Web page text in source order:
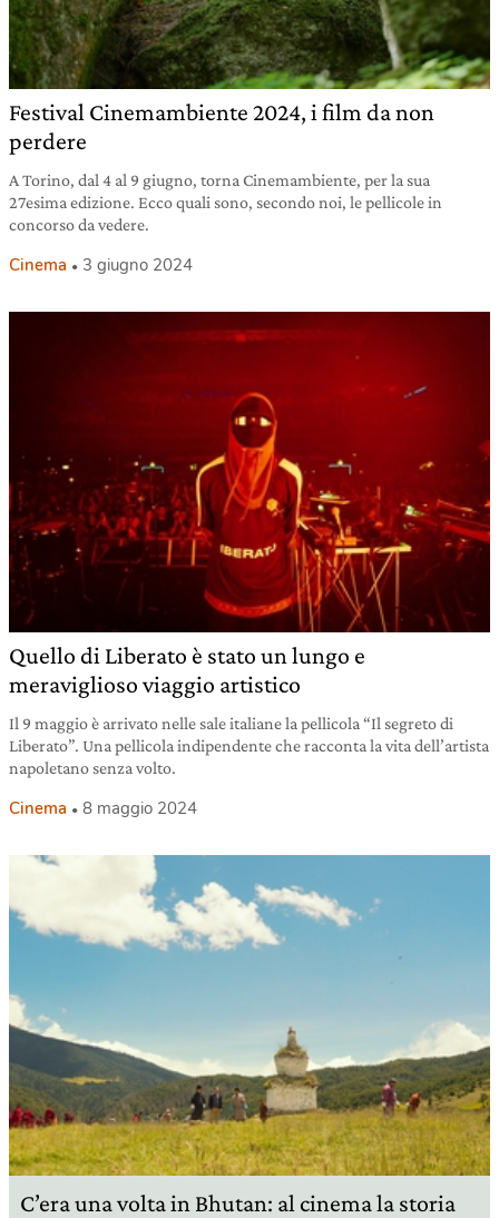
Festival Cinemambiente 2024, i film da non
perdere
A Torino, dal 4 al 9 giugno, torna Cinemambiente, per la sua
27esima edizione. Ecco quali sono, secondo noi, le pellicole in
concorso da vedere.
Cinema 3 giugno 2024
Quello di Liberato è stato un lungo e
meraviglioso viaggio artistico
Il 9 maggio è arrivato nelle sale italiane la pellicola “Il segreto di
Liberato”. Una pellicola indipendente che racconta la vita dell’artista
napoletano senza volto.
Cinema 8 maggio 2024
C’era una volta in Bhutan: al cinema la storia